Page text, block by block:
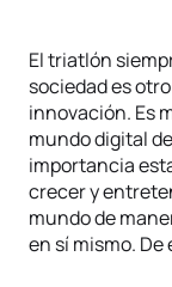
El triatlón
sociedad es
innovación. Es
mundo digital
importancia
crecer y
mundo de
en sí mismo. De